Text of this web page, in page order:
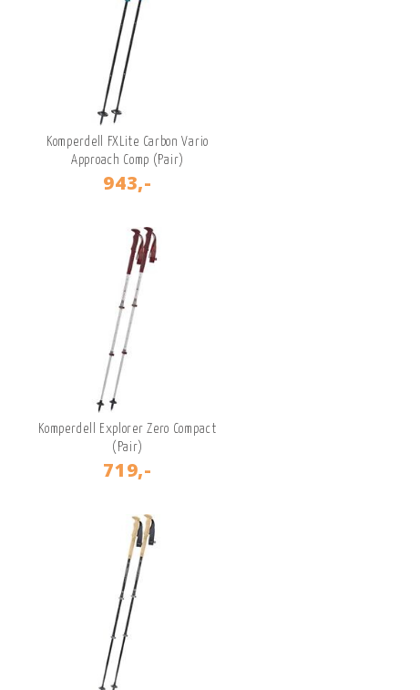
Komperdell FXLite Carbon Vario
Approach Comp (Pair)
943,-
Komperdell Explorer Zero Compact
(Pair)
719,-